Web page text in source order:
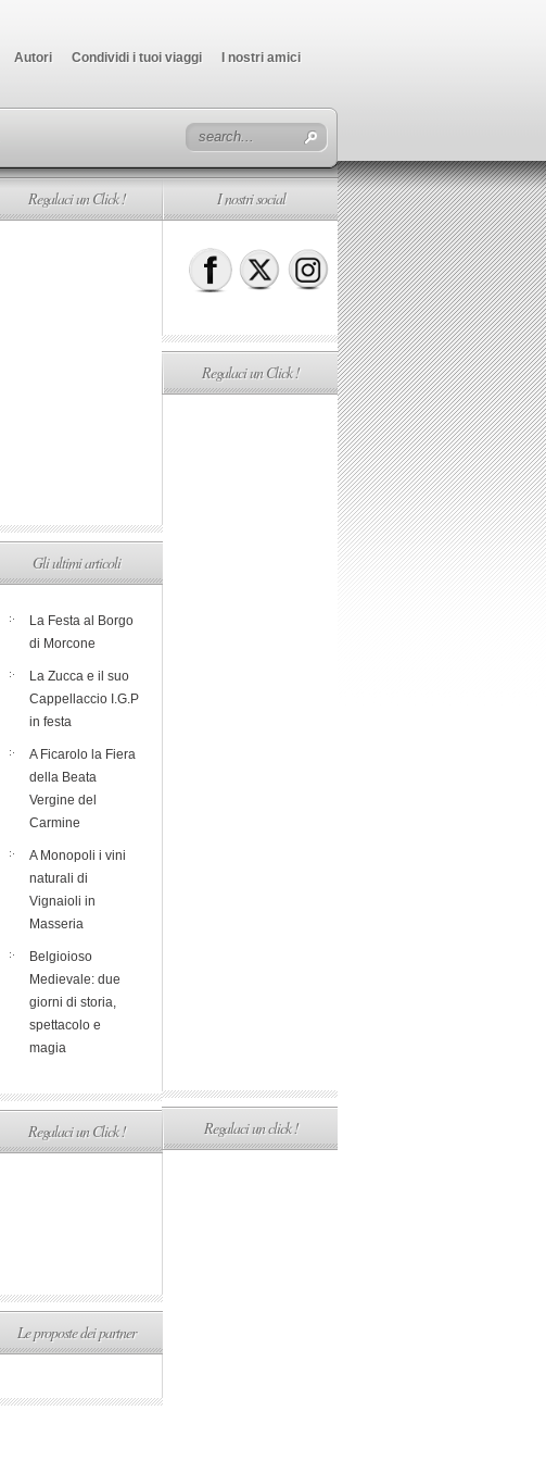
Autori Condividi i tuoi viaggi I nostri amici
Regalaci un Click !
Gli ultimi articoli
La Festa al Borgo
di Morcone
La Zucca e il suo
Cappellaccio I.G.P
in festa
A Ficarolo la Fiera
della Beata
Vergine del
Carmine
A Monopoli i vini
naturali di
Vignaioli in
Masseria
Belgioioso
Medievale: due
giorni di storia,
spettacolo e
magia
Regalaci un Click !
Le proposte dei partner
I nostri social
Regalaci un Click !
Regalaci un click !